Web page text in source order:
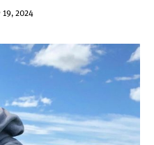
19, 2024